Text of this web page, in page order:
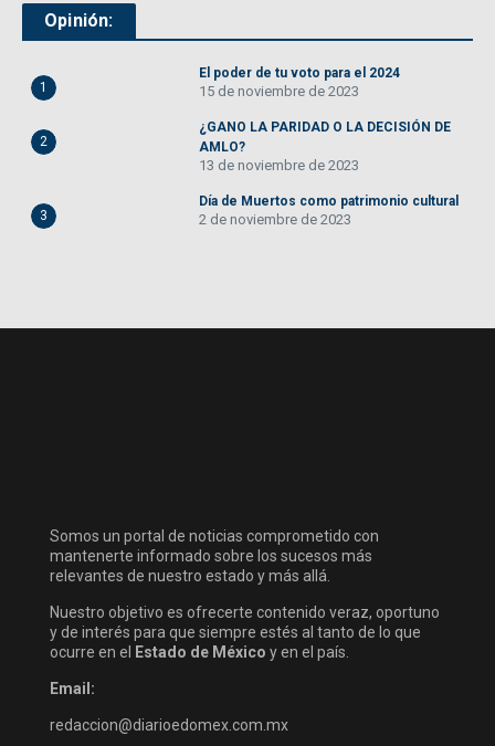
Opinión:
1
El poder de tu voto para el 2024
15 de noviembre de 2023
2
¿GANO LA PARIDAD O LA DECISIÓN DE
AMLO?
13 de noviembre de 2023
3
Día de Muertos como patrimonio cultural
2 de noviembre de 2023
Somos un portal de noticias comprometido con
mantenerte informado sobre los sucesos más
relevantes de nuestro estado y más allá.
Nuestro objetivo es ofrecerte contenido veraz, oportuno
y de interés para que siempre estés al tanto de lo que
ocurre en el
Estado de México y en el país.
Email:
redaccion@diarioedomex.com.mx